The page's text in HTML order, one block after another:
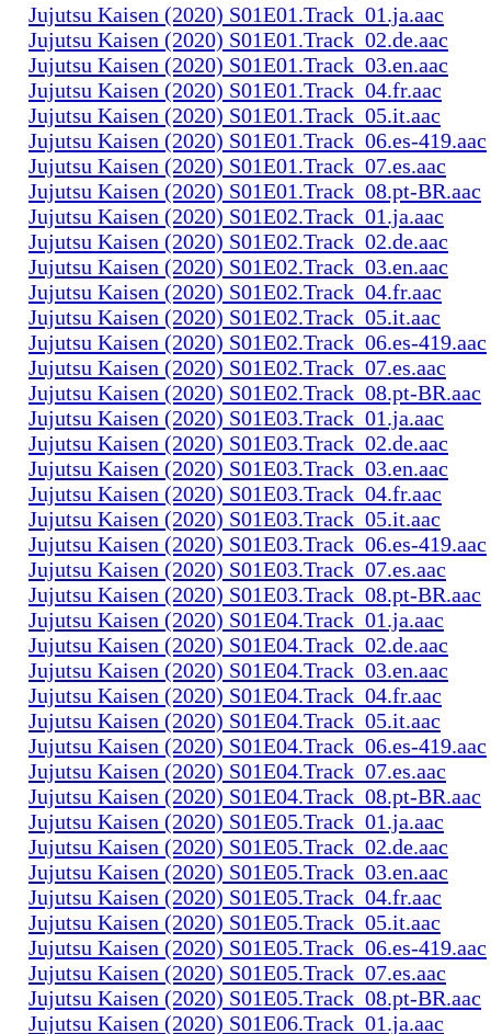
Jujutsu Kaisen (2020) S01E01.Track_01.ja.aac
Jujutsu Kaisen (2020) S01E01.Track_02.de.aac
Jujutsu Kaisen (2020) S01E01.Track_03.en.aac
Jujutsu Kaisen (2020) S01E01.Track_04.fr.aac
Jujutsu Kaisen (2020) S01E01.Track_05.it.aac
Jujutsu Kaisen (2020) S01E01.Track_06.es-419.aac
Jujutsu Kaisen (2020) S01E01.Track_07.es.aac
Jujutsu Kaisen (2020) S01E01.Track_08.pt-BR.aac
Jujutsu Kaisen (2020) S01E02.Track_01.ja.aac
Jujutsu Kaisen (2020) S01E02.Track_02.de.aac
Jujutsu Kaisen (2020) S01E02.Track_03.en.aac
Jujutsu Kaisen (2020) S01E02.Track_04.fr.aac
Jujutsu Kaisen (2020) S01E02.Track_05.it.aac
Jujutsu Kaisen (2020) S01E02.Track_06.es-419.aac
Jujutsu Kaisen (2020) S01E02.Track_07.es.aac
Jujutsu Kaisen (2020) S01E02.Track_08.pt-BR.aac
Jujutsu Kaisen (2020) S01E03.Track_01.ja.aac
Jujutsu Kaisen (2020) S01E03.Track_02.de.aac
Jujutsu Kaisen (2020) S01E03.Track_03.en.aac
Jujutsu Kaisen (2020) S01E03.Track_04.fr.aac
Jujutsu Kaisen (2020) S01E03.Track_05.it.aac
Jujutsu Kaisen (2020) S01E03.Track_06.es-419.aac
Jujutsu Kaisen (2020) S01E03.Track_07.es.aac
Jujutsu Kaisen (2020) S01E03.Track_08.pt-BR.aac
Jujutsu Kaisen (2020) S01E04.Track_01.ja.aac
Jujutsu Kaisen (2020) S01E04.Track_02.de.aac
Jujutsu Kaisen (2020) S01E04.Track_03.en.aac
Jujutsu Kaisen (2020) S01E04.Track_04.fr.aac
Jujutsu Kaisen (2020) S01E04.Track_05.it.aac
Jujutsu Kaisen (2020) S01E04.Track_06.es-419.aac
Jujutsu Kaisen (2020) S01E04.Track_07.es.aac
Jujutsu Kaisen (2020) S01E04.Track_08.pt-BR.aac
Jujutsu Kaisen (2020) S01E05.Track_01.ja.aac
Jujutsu Kaisen (2020) S01E05.Track_02.de.aac
Jujutsu Kaisen (2020) S01E05.Track_03.en.aac
Jujutsu Kaisen (2020) S01E05.Track_04.fr.aac
Jujutsu Kaisen (2020) S01E05.Track_05.it.aac
Jujutsu Kaisen (2020) S01E05.Track_06.es-419.aac
Jujutsu Kaisen (2020) S01E05.Track_07.es.aac
Jujutsu Kaisen (2020) S01E05.Track_08.pt-BR.aac
Jujutsu Kaisen (2020) S01E06.Track_01.ja.aac